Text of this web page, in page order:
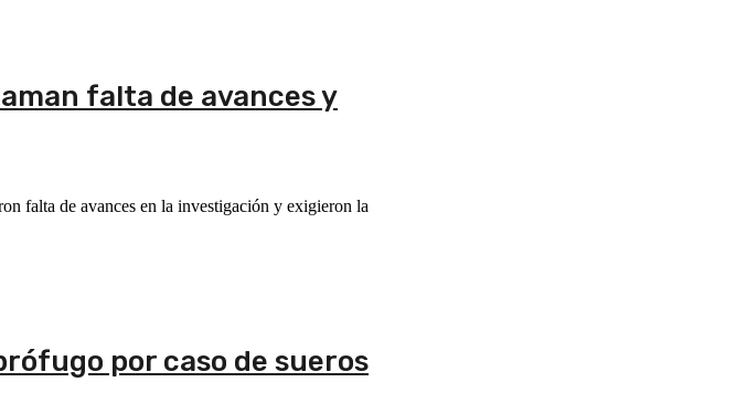
falta de avances y
falta de avances en la investigación y exigieron la
por caso de sueros